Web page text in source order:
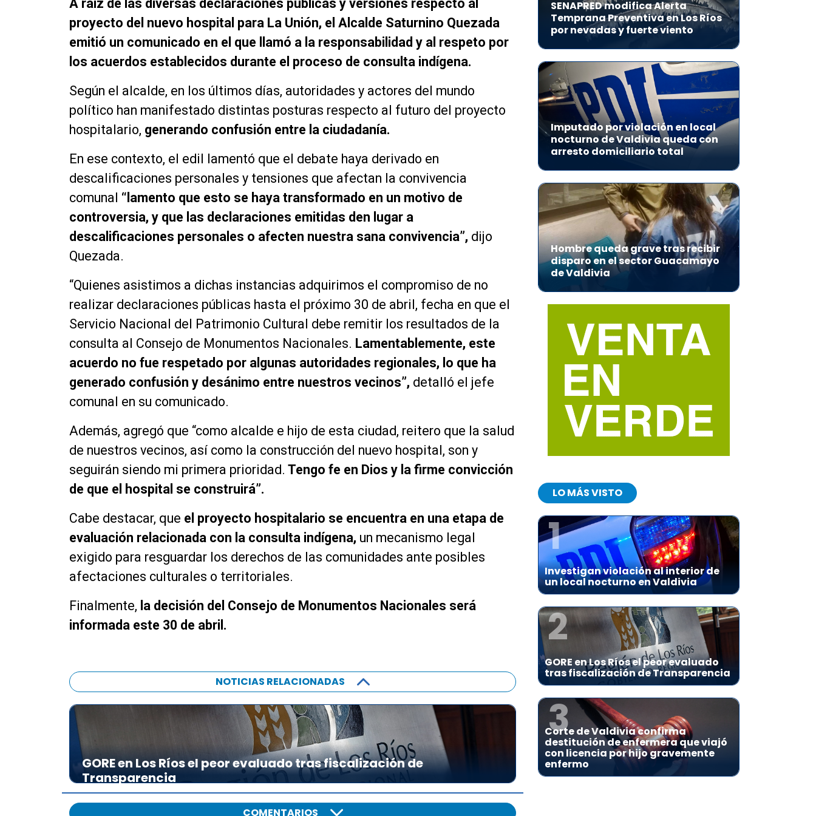
A raíz de las diversas declaraciones públicas y versiones respecto al
proyecto del nuevo hospital para La Unión, el Alcalde Saturnino Quezada
emitió un comunicado en el que llamó a la responsabilidad y al respeto por
los acuerdos establecidos durante el proceso de consulta indígena.
Según el alcalde, en los últimos días, autoridades y actores del mundo
político han manifestado distintas posturas respecto al futuro del proyecto
hospitalario, generando confusión entre la ciudadanía.
En ese contexto, el edil lamentó que el debate haya derivado en
descalificaciones personales y tensiones que afectan la convivencia
comunal “lamento que esto se haya transformado en un motivo de
controversia, y que las declaraciones emitidas den lugar a
descalificaciones personales o afecten nuestra sana convivencia”, dijo
Quezada.
“Quienes asistimos a dichas instancias adquirimos el compromiso de no
realizar declaraciones públicas hasta el próximo 30 de abril, fecha en que el
Servicio Nacional del Patrimonio Cultural debe remitir los resultados de la
consulta al Consejo de Monumentos Nacionales. Lamentablemente, este
acuerdo no fue respetado por algunas autoridades regionales, lo que ha
generado confusión y desánimo entre nuestros vecinos”, detalló el jefe
comunal en su comunicado.
Además, agregó que “como alcalde e hijo de esta ciudad, reitero que la salud
de nuestros vecinos, así como la construcción del nuevo hospital, son y
seguirán siendo mi primera prioridad. Tengo fe en Dios y la firme convicción
de que el hospital se construirá”.
Cabe destacar, que el proyecto hospitalario se encuentra en una etapa de
evaluación relacionada con la consulta indígena, un mecanismo legal
exigido para resguardar los derechos de las comunidades ante posibles
afectaciones culturales o territoriales.
Finalmente, la decisión del Consejo de Monumentos Nacionales será
informada este 30 de abril.
NOTICIAS RELACIONADAS
GORE en Los Ríos el peor evaluado tras fiscalización de
Transparencia
COMENTARIOS
SENAPRED modifica Alerta
Temprana Preventiva en Los Ríos
por nevadas y fuerte viento
Imputado por violación en local
nocturno de Valdivia queda con
arresto domiciliario total
Hombre queda grave tras recibir
disparo en el sector Guacamayo
de Valdivia
LO MÁS VISTO
1
Investigan violación al interior de
un local nocturno en Valdivia
2
GORE en Los Ríos el peor evaluado
tras fiscalización de Transparencia
3
Corte de Valdivia confirma
destitución de enfermera que viajó
con licencia por hijo gravemente
enfermo